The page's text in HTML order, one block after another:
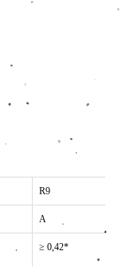
R9
A
≥ 0,42*